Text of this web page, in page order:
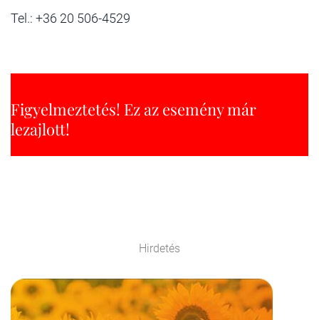
Tel.: +36 20 506-4529
Figyelmeztetés! Ez az esemény már
lezajlott!
Hirdetés